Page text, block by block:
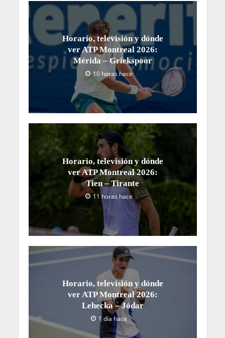
Horario, televisión y dónde
ver ATP Montreal 2026:
Mérida – Griekspoor
10 horas hace
Horario, televisión y dónde
ver ATP Montreal 2026:
Tien – Tirante
11 horas hace
Horario, televisión y dónde
ver ATP Montreal 2026:
Lehecka – Jódar
1 día hace